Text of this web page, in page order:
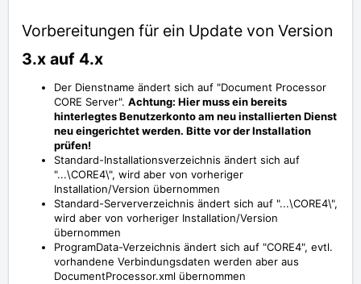
Vorbereitungen für ein Update von Version
3.x auf 4.x
Der Dienstname ändert sich auf "Document Processor
CORE Server". Achtung: Hier muss ein bereits
hinterlegtes Benutzerkonto am neu installierten Dienst
neu eingerichtet werden. Bitte vor der Installation
prüfen!
Standard-Installationsverzeichnis ändert sich auf
"...\CORE4\", wird aber von vorheriger
Installation/Version übernommen
Standard-Serververzeichnis ändert sich auf "...\CORE4\",
wird aber von vorheriger Installation/Version
übernommen
ProgramData-Verzeichnis ändert sich auf "CORE4", evtl.
vorhandene Verbindungsdaten werden aber aus
DocumentProcessor.xml übernommen